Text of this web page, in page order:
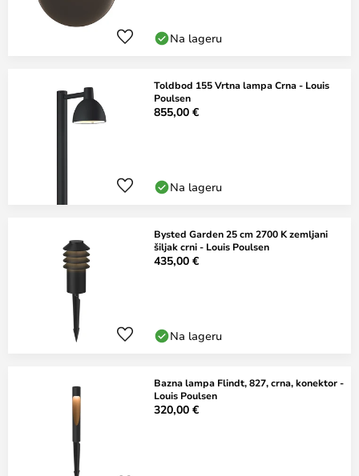
Na lageru
Toldbod 155 Vrtna lampa Crna - Louis
Poulsen
855,00 €
Na lageru
Bysted Garden 25 cm 2700 K zemljani
šiljak crni - Louis Poulsen
435,00 €
Na lageru
Bazna lampa Flindt, 827, crna, konektor -
Louis Poulsen
320,00 €